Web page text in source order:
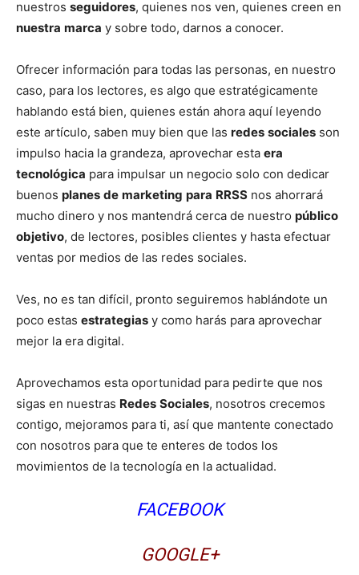
nuestros seguidores, quienes nos ven, quienes creen en
nuestra marca y sobre todo, darnos a conocer.
Ofrecer información para todas las personas, en nuestro
caso, para los lectores, es algo que estratégicamente
hablando está bien, quienes están ahora aquí leyendo
este artículo, saben muy bien que las redes sociales son
impulso hacia la grandeza, aprovechar esta era
tecnológica para impulsar un negocio solo con dedicar
buenos planes de marketing para RRSS nos ahorrará
mucho dinero y nos mantendrá cerca de nuestro público
objetivo, de lectores, posibles clientes y hasta efectuar
ventas por medios de las redes sociales.
Ves, no es tan difícil, pronto seguiremos hablándote un
poco estas estrategias y como harás para aprovechar
mejor la era digital.
Aprovechamos esta oportunidad para pedirte que nos
sigas en nuestras Redes Sociales, nosotros crecemos
contigo, mejoramos para ti, así que mantente conectado
con nosotros para que te enteres de todos los
movimientos de la tecnología en la actualidad.
FACEBOOK
GOOGLE+